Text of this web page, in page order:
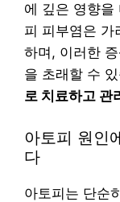
에 깊은 영향을
피 피부염은 가
하며, 이러한
을 초래할 수
로 치료하고 관
아토피 원인
다
아토피는 단순